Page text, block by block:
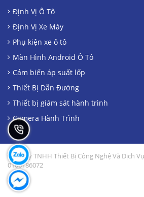
Định Vị Ô Tô
Định Vị Xe Máy
Phụ kiện xe ô tô
Màn Hình Android Ô Tô
Cảm biến áp suất lốp
Thiết Bị Dẫn Đường
Thiết bị giám sát hành trình
Camera Hành Trình
Công Ty TNHH Thiết Bị Công Nghệ Và Dịch
0106186072